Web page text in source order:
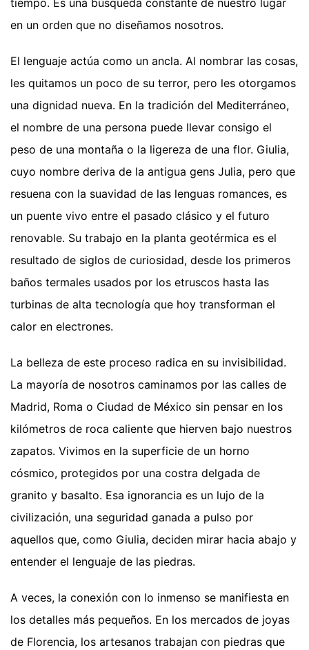
en un orden que no diseñamos nosotros.
El lenguaje actúa como un ancla. Al nombrar las cosas,
les quitamos un poco de su terror, pero les otorgamos
una dignidad nueva. En la tradición del Mediterráneo,
el nombre de una persona puede llevar consigo el
peso de una montaña o la ligereza de una flor. Giulia,
cuyo nombre deriva de la antigua gens Julia, pero que
resuena con la suavidad de las lenguas romances, es
un puente vivo entre el pasado clásico y el futuro
renovable. Su trabajo en la planta geotérmica es el
resultado de siglos de curiosidad, desde los primeros
baños termales usados por los etruscos hasta las
turbinas de alta tecnología que hoy transforman el
calor en electrones.
La belleza de este proceso radica en su invisibilidad.
La mayoría de nosotros caminamos por las calles de
Madrid, Roma o Ciudad de México sin pensar en los
kilómetros de roca caliente que hierven bajo nuestros
zapatos. Vivimos en la superficie de un horno
cósmico, protegidos por una costra delgada de
granito y basalto. Esa ignorancia es un lujo de la
civilización, una seguridad ganada a pulso por
aquellos que, como Giulia, deciden mirar hacia abajo y
entender el lenguaje de las piedras.
A veces, la conexión con lo inmenso se manifiesta en
los detalles más pequeños. En los mercados de joyas
de Florencia, los artesanos trabajan con piedras que